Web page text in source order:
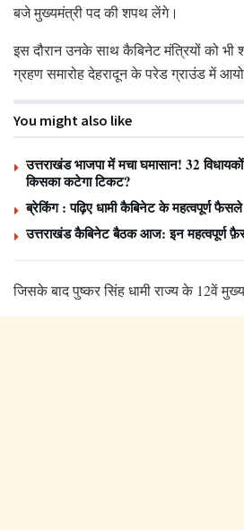
बजे मुख्यमंत्री पद की शपथ लेंगे।
इस दौरान उनके साथ कैबिनेट मंत्रियों को भी
ग्रहण समारोह देहरादून के परेड ग्राउंड में
You might also like
उत्तराखंड भाजपा में मचा घमासान! 32 विधायकों
किसका कटेगा टिकट?
ब्रेकिंग : पढ़िए धामी कैबिनेट के महत्वपूर्ण फैसले
उत्तराखंड कैबिनेट बैठक आज: इन महत्वपूर्ण
जिसके बाद पुष्कर सिंह धामी राज्य के 12वें